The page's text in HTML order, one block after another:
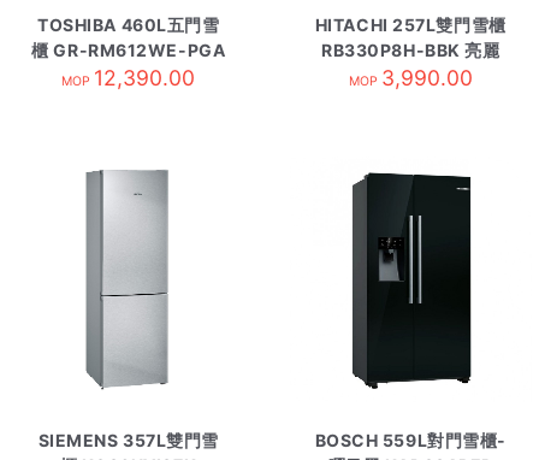
TOSHIBA 460L五門雪
櫃 GR-RM612WE-PGA
MOP 12,390.00
HITACHI 257L雙門雪櫃
RB330P8H-BBK 亮麗
黑
MOP 3,990.00
SIEMENS 357L雙門雪
BOSCH 559L對門雪櫃-